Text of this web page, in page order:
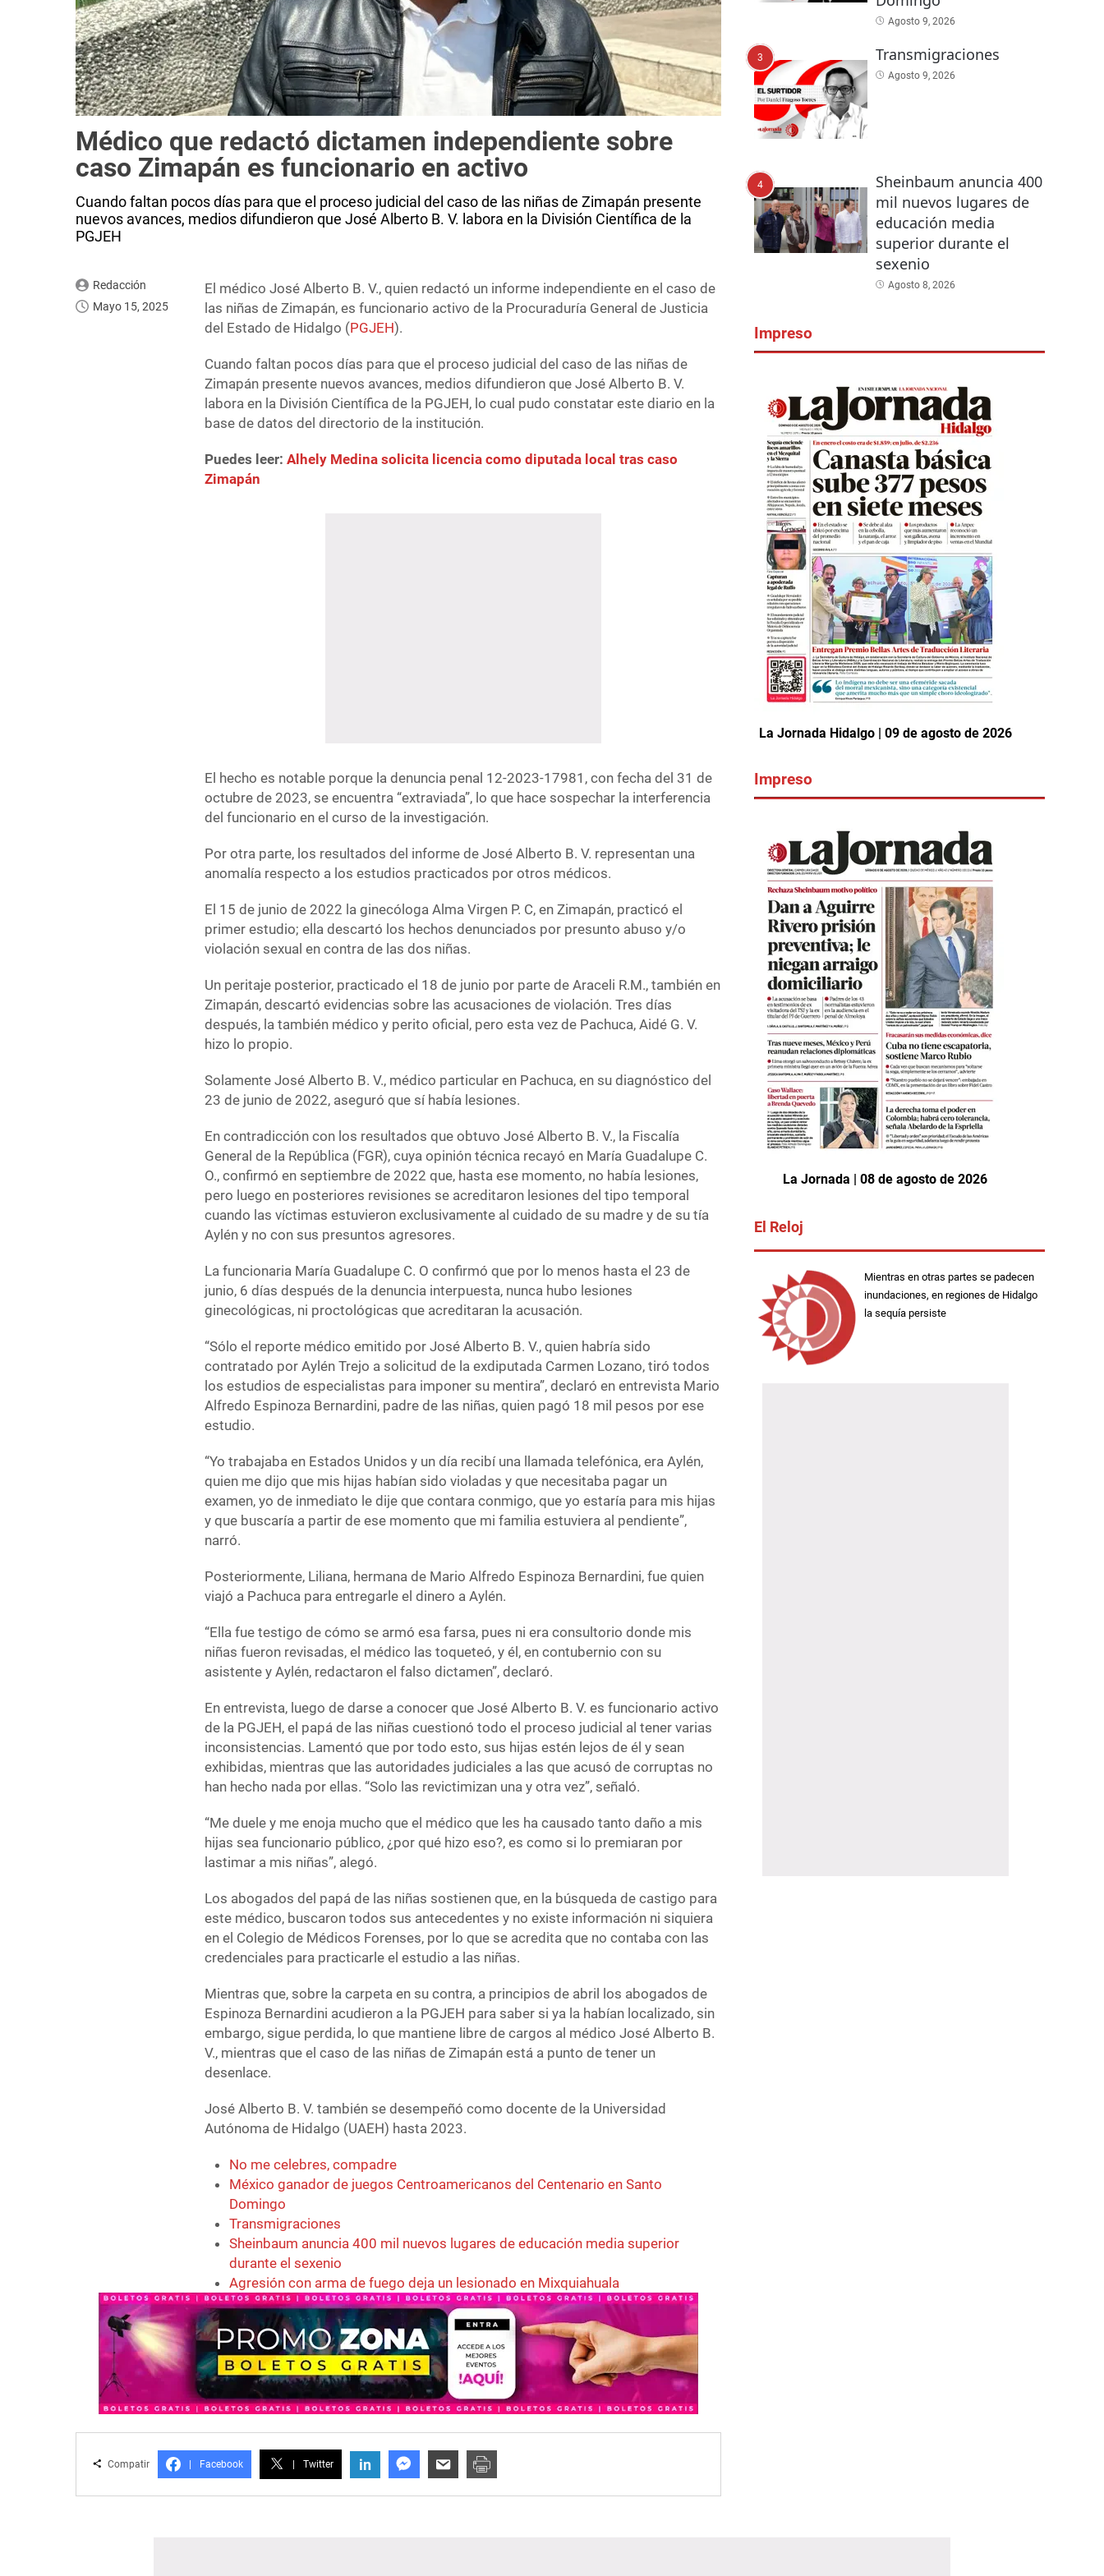
Médico que redactó dictamen independiente sobre
caso Zimapán es funcionario en activo
Cuando faltan pocos días para que el proceso judicial del caso de las niñas de Zimapán presente
nuevos avances, medios difundieron que José Alberto B. V. labora en la División Científica de la
PGJEH
Redacción
Mayo 15, 2025
El médico José Alberto B. V., quien redactó un informe independiente en el caso de
las niñas de Zimapán, es funcionario activo de la Procuraduría General de Justicia
del Estado de Hidalgo (PGJEH).
Cuando faltan pocos días para que el proceso judicial del caso de las niñas de
Zimapán presente nuevos avances, medios difundieron que José Alberto B. V.
labora en la División Científica de la PGJEH, lo cual pudo constatar este diario en la
base de datos del directorio de la institución.
Puedes leer:Alhely Medina solicita licencia como diputada local tras caso
Zimapán
El hecho es notable porque la denuncia penal 12-2023-17981, con fecha del 31 de
octubre de 2023, se encuentra “extraviada”, lo que hace sospechar la interferencia
del funcionario en el curso de la investigación.
Por otra parte, los resultados del informe de José Alberto B. V. representan una
anomalía respecto a los estudios practicados por otros médicos.
El 15 de junio de 2022 la ginecóloga Alma Virgen P. C, en Zimapán, practicó el
primer estudio; ella descartó los hechos denunciados por presunto abuso y/o
violación sexual en contra de las dos niñas.
Un peritaje posterior, practicado el 18 de junio por parte de Araceli R.M., también en
Zimapán, descartó evidencias sobre las acusaciones de violación. Tres días
después, la también médico y perito oficial, pero esta vez de Pachuca, Aidé G. V.
hizo lo propio.
Solamente José Alberto B. V., médico particular en Pachuca, en su diagnóstico del
23 de junio de 2022, aseguró que sí había lesiones.
En contradicción con los resultados que obtuvo José Alberto B. V., la Fiscalía
General de la República (FGR), cuya opinión técnica recayó en María Guadalupe C.
O., confirmó en septiembre de 2022 que, hasta ese momento, no había lesiones,
pero luego en posteriores revisiones se acreditaron lesiones del tipo temporal
cuando las víctimas estuvieron exclusivamente al cuidado de su madre y de su tía
Aylén y no con sus presuntos agresores.
La funcionaria María Guadalupe C. O confirmó que por lo menos hasta el 23 de
junio, 6 días después de la denuncia interpuesta, nunca hubo lesiones
ginecológicas, ni proctológicas que acreditaran la acusación.
“Sólo el reporte médico emitido por José Alberto B. V., quien habría sido
contratado por Aylén Trejo a solicitud de la exdiputada Carmen Lozano, tiró todos
los estudios de especialistas para imponer su mentira”, declaró en entrevista Mario
Alfredo Espinoza Bernardini, padre de las niñas, quien pagó 18 mil pesos por ese
estudio.
“Yo trabajaba en Estados Unidos y un día recibí una llamada telefónica, era Aylén,
quien me dijo que mis hijas habían sido violadas y que necesitaba pagar un
examen, yo de inmediato le dije que contara conmigo, que yo estaría para mis hijas
y que buscaría a partir de ese momento que mi familia estuviera al pendiente”,
narró.
Posteriormente, Liliana, hermana de Mario Alfredo Espinoza Bernardini, fue quien
viajó a Pachuca para entregarle el dinero a Aylén.
“Ella fue testigo de cómo se armó esa farsa, pues ni era consultorio donde mis
niñas fueron revisadas, el médico las toqueteó, y él, en contubernio con su
asistente y Aylén, redactaron el falso dictamen”, declaró.
En entrevista, luego de darse a conocer que José Alberto B. V. es funcionario activo
de la PGJEH, el papá de las niñas cuestionó todo el proceso judicial al tener varias
inconsistencias. Lamentó que por todo esto, sus hijas estén lejos de él y sean
exhibidas, mientras que las autoridades judiciales a las que acusó de corruptas no
han hecho nada por ellas. “Solo las revictimizan una y otra vez”, señaló.
“Me duele y me enoja mucho que el médico que les ha causado tanto daño a mis
hijas sea funcionario público, ¿por qué hizo eso?, es como si lo premiaran por
lastimar a mis niñas”, alegó.
Los abogados del papá de las niñas sostienen que, en la búsqueda de castigo para
este médico, buscaron todos sus antecedentes y no existe información ni siquiera
en el Colegio de Médicos Forenses, por lo que se acredita que no contaba con las
credenciales para practicarle el estudio a las niñas.
Mientras que, sobre la carpeta en su contra, a principios de abril los abogados de
Espinoza Bernardini acudieron a la PGJEH para saber si ya la habían localizado, sin
embargo, sigue perdida, lo que mantiene libre de cargos al médico José Alberto B.
V., mientras que el caso de las niñas de Zimapán está a punto de tener un
desenlace.
José Alberto B. V. también se desempeñó como docente de la Universidad
Autónoma de Hidalgo (UAEH) hasta 2023.
No me celebres, compadre
México ganador de juegos Centroamericanos del Centenario en Santo
Domingo
Transmigraciones
Sheinbaum anuncia 400 mil nuevos lugares de educación media superior
durante el sexenio
Agresión con arma de fuego deja un lesionado en Mixquiahuala
Compatir Facebook Twitter in
Agosto 9, 2026
3 Transmigraciones
Agosto 9, 2026
4
Sheinbaum anuncia 400
mil nuevos lugares de
educación media
superior durante el
sexenio
Agosto 8, 2026
Impreso
La Jornada Hidalgo | 09 de agosto de 2026
Impreso
La Jornada | 08 de agosto de 2026
El Reloj
Mientras en otras partes se padecen
inundaciones, en regiones de Hidalgo
la sequía persiste